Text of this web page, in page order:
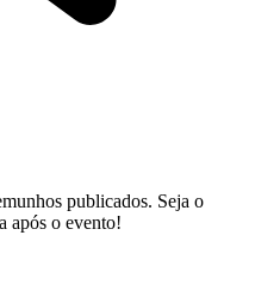
publicados. Seja o
após o evento!